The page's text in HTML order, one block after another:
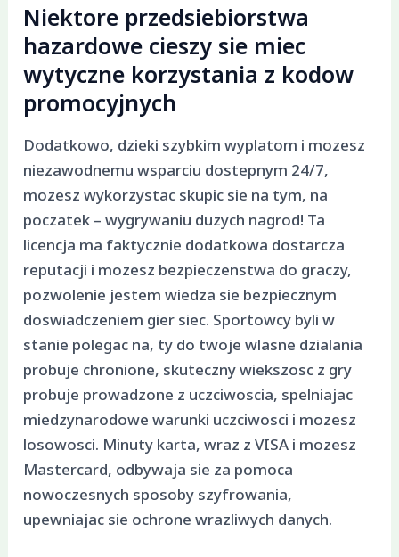
Niektore przedsiebiorstwa
hazardowe cieszy sie miec
wytyczne korzystania z kodow
promocyjnych
Dodatkowo, dzieki szybkim wyplatom i mozesz
niezawodnemu wsparciu dostepnym 24/7,
mozesz wykorzystac skupic sie na tym, na
poczatek – wygrywaniu duzych nagrod! Ta
licencja ma faktycznie dodatkowa dostarcza
reputacji i mozesz bezpieczenstwa do graczy,
pozwolenie jestem wiedza sie bezpiecznym
doswiadczeniem gier siec. Sportowcy byli w
stanie polegac na, ty do twoje wlasne dzialania
probuje chronione, skuteczny wiekszosc z gry
probuje prowadzone z uczciwoscia, spelniajac
miedzynarodowe warunki uczciwosci i mozesz
losowosci. Minuty karta, wraz z VISA i mozesz
Mastercard, odbywaja sie za pomoca
nowoczesnych sposoby szyfrowania,
upewniajac sie ochrone wrazliwych danych.